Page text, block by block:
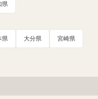
県
県 大分県 宮崎県